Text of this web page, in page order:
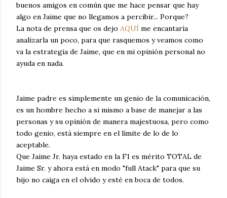
buenos amigos en común que me hace pensar que hay
algo en Jaime que no llegamos a percibir... Porque?
La nota de prensa que os dejo AQUÍ me encantaría
analizarla un poco, para que rasquemos y veamos como
va la estrategia de Jaime, que en mi opinión personal no
ayuda en nada.
Jaime padre es simplemente un genio de la comunicación,
es un hombre hecho a si mismo a base de manejar a las
personas y su opinión de manera majestuosa, pero como
todo genio, está siempre en el límite de lo de lo
aceptable.
Que Jaime Jr. haya estado en la F1 es mérito TOTAL de
Jaime Sr. y ahora está en modo "full Atack" para que su
hijo no caiga en el olvido y esté en boca de todos.